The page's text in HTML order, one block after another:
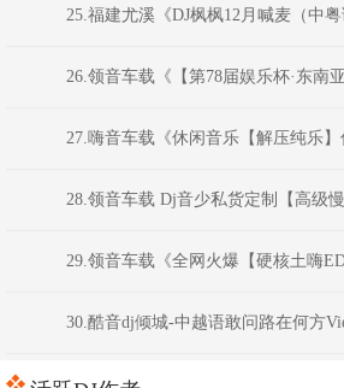
音》(Dj红仔Mix)
25.福建尤溪《DJ枫枫12月喊麦（中
春节回家必备喊麦串烧》福建DJ阿财
26.领音车载《【第78届娱乐杯·东南
ClubHouse音乐·以后非金币不可下载》权少音
27.嗨音车载《休闲音乐【解压纯乐
睡前必备精选串烧》 河南DJ彦航
28.领音车载 Dj音少私货定制【高级
弹跳越鼓VK电音
29.领音车载《全网火爆【硬核土嗨
弹跳重低音》(Dj红仔Mix)
30.酷音dj倾城-中越语敢问路在何方
离慢摇舞曲串烧